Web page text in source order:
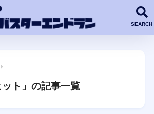
ット」の記事一覧